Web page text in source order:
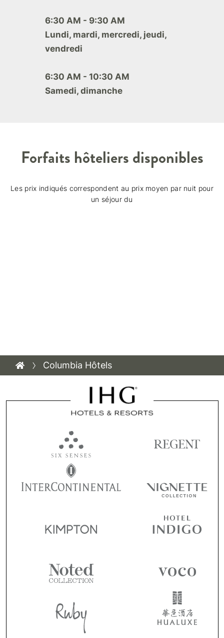
6:30 AM - 9:30 AM
Lundi, mardi, mercredi, jeudi,
vendredi
6:30 AM - 10:30 AM
Samedi, dimanche
Forfaits hôteliers disponibles
Les prix indiqués correspondent au prix moyen par nuit pour
un séjour du
Columbia Hôtels